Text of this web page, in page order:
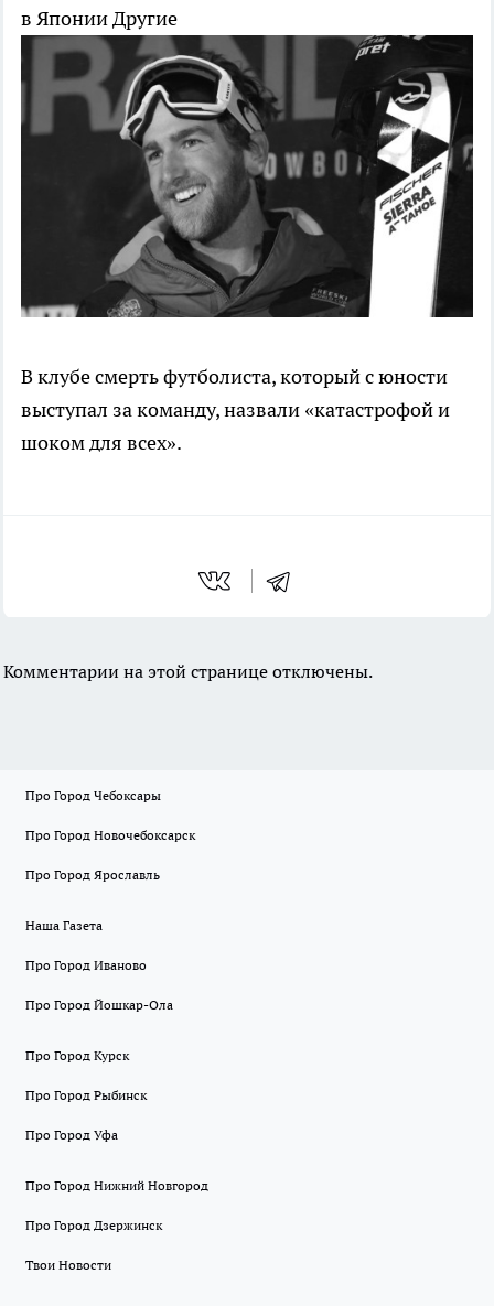
в ЯпонииДругие
В клубе смерть футболиста, который с юности
выступал за команду, назвали «катастрофой и
шоком для всех».
Комментарии на этой странице отключены.
Про Город Чебоксары
Про Город Новочебоксарск
Про Город Ярославль
Наша Газета
Про Город Иваново
Про Город Йошкар-Ола
Про Город Курск
Про Город Рыбинск
Про Город Уфа
Про Город Нижний Новгород
Про Город Дзержинск
Твои Новости